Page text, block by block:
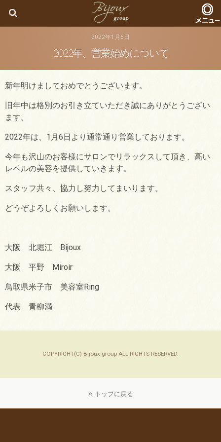
Bijoux
2022年1月6日
2022年、営業始めについて
新年明けましておめでとうございます。
旧年中は格別のお引き立ていただき誠にありがとうござい
ます。
2022年は、1月6日より通常通り営業しております。
今年も沢山のお客様にサロンでリラックスして頂き、高い
レベルの美容を提供していきます。
スタッフ共々、協力し努力してまいります。
どうぞよろしくお願いします。
大阪 北堀江 Bijoux
大阪 平野 Miroir
鳥取県米子市 美容室Ring
代表 青柳満
COPYRIGHT(C) Bijoux group ALL RIGHTS RESERVED.
トップに戻る